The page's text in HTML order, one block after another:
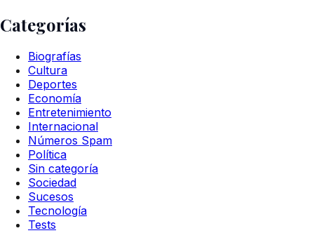
Categorías
Biografías
Cultura
Deportes
Economía
Entretenimiento
Internacional
Números Spam
Política
Sin categoría
Sociedad
Sucesos
Tecnología
Tests